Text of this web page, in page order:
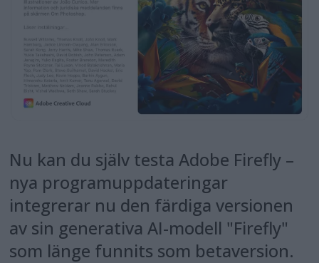
Nu kan du själv testa Adobe Firefly –
nya programuppdateringar
integrerar nu den färdiga versionen
av sin generativa AI-modell "Firefly"
som länge funnits som betaversion.